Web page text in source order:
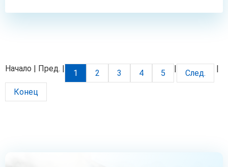
Начало | Пред. | 1 2 3 4 5 | След. |
Конец